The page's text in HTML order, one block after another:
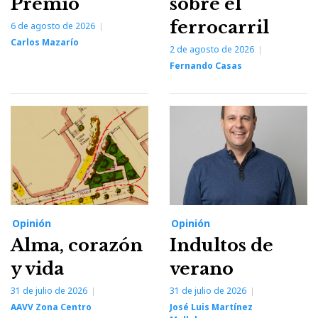
6 de agosto de 2026
Carlos Mazarío
ferrocarril
2 de agosto de 2026
Fernando Casas
Opinión
Alma, corazón
y vida
31 de julio de 2026
AAVV Zona Centro
Opinión
Indultos de
verano
31 de julio de 2026
José Luis Martínez